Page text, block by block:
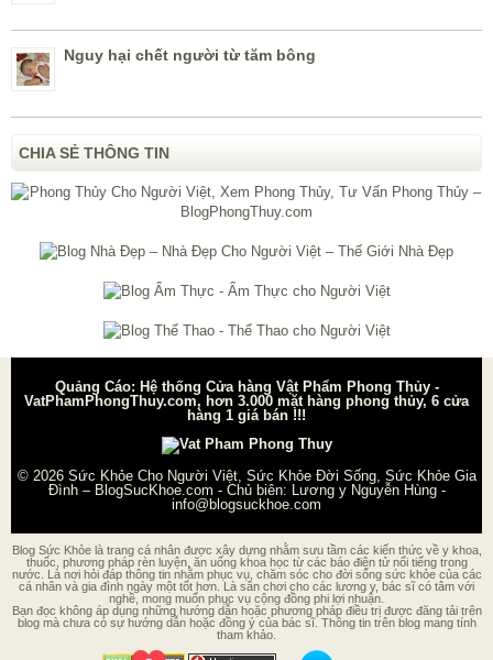
Nguy hại chết người từ tăm bông
CHIA SẺ THÔNG TIN
Quảng Cáo: Hệ thống Cửa hàng Vật Phẩm Phong Thủy -
VatPhamPhongThuy.com, hơn 3.000 mặt hàng phong thủy, 6 cửa
hàng 1 giá bán !!!
© 2026 Sức Khỏe Cho Người Việt, Sức Khỏe Đời Sống, Sức Khỏe Gia
Đình – BlogSucKhoe.com - Chủ biên: Lương y Nguyễn Hùng-
info@blogsuckhoe.com
Blog Sức Khỏe là trang cá nhân được xây dựng nhằm sưu tầm các kiến thức về y khoa,
thuốc, phương pháp rèn luyện, ăn uống khoa học từ các báo điện tử nổi tiếng trong
nước. Là nơi hỏi đáp thông tin nhằm phục vụ, chăm sóc cho đời sống sức khỏe của các
cá nhân và gia đình ngày một tốt hơn. Là sân chơi cho các lương y, bác sĩ có tâm với
nghề, mong muốn phục vụ cộng đồng phi lợi nhuận.
Bạn đọc không áp dụng những hướng dẫn hoặc phương pháp điều trị được đăng tải trên
blog mà chưa có sự hướng dẫn hoặc đồng ý của bác sĩ. Thông tin trên blog mang tính
tham khảo.